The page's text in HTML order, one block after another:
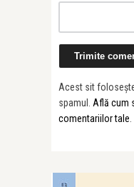
Acest sit
spamul. Află cum
comentariilor tale.